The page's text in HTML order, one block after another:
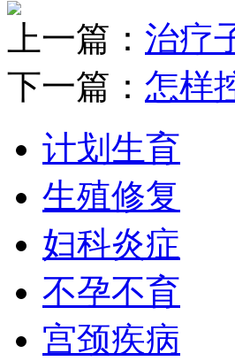
上一篇： 治疗
下一篇： 怎样
计划生育
生殖修复
妇科炎症
不孕不育
宫颈疾病